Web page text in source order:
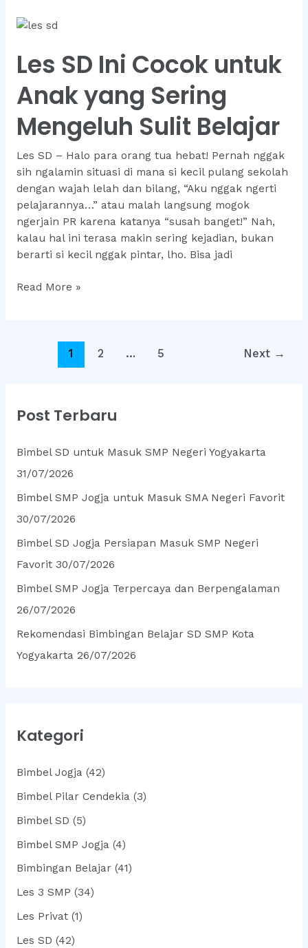
Dirancang
Khusus
Anak
Ingin
100
Les SD Ini Cocok untuk
Anak yang Sering
Mengeluh Sulit Belajar
Les SD – Halo para orang tua hebat! Pernah nggak
sih ngalamin situasi di mana si kecil pulang sekolah
dengan wajah lelah dan bilang, “Aku nggak ngerti
pelajarannya…” atau malah langsung mogok
ngerjain PR karena katanya “susah banget!” Nah,
kalau hal ini terasa makin sering kejadian, bukan
berarti si kecil nggak pintar, lho. Bisa jadi
Les
Mengeluh
Belajar
Read More »
pagination
1 2 … 5 Next →
Post Terbaru
Bimbel SD untuk Masuk SMP Negeri Yogyakarta
31/07/2026
Bimbel SMP Jogja untuk Masuk SMA Negeri Favorit
30/07/2026
Bimbel SD Jogja Persiapan Masuk SMP Negeri
Favorit 30/07/2026
Bimbel SMP Jogja Terpercaya dan Berpengalaman
26/07/2026
Rekomendasi Bimbingan Belajar SD SMP Kota
Yogyakarta 26/07/2026
Kategori
Bimbel Jogja (42)
Bimbel Pilar Cendekia (3)
Bimbel SD (5)
Bimbel SMP Jogja (4)
Bimbingan Belajar(41)
Les 3 SMP (34)
Les Privat(1)
Les SD (42)